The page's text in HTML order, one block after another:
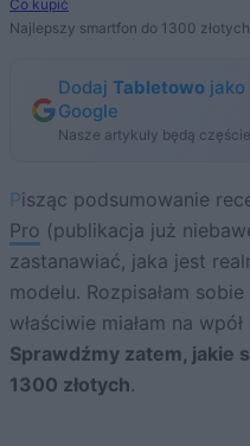
Co kupić
Najlepszy smartfon do 1300
Dodaj Tabletowo jako
Google
Nasze artykuły będą
Pisząc podsumowanie
Pro (publikacja już
zastanawiać, jaka jest
modelu. Rozpisałam
właściwie miałam na
Sprawdźmy zatem, jakie
1300 złotych.